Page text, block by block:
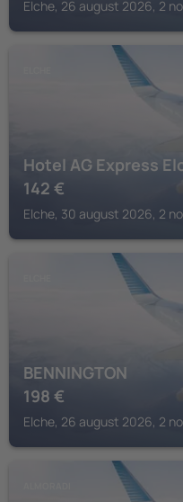
Elche, 26 august 2026, 2
Hotel AG Express
142 €
Elche, 30 august 2026, 2
BENNINGTON
198 €
Elche, 26 august 2026, 2